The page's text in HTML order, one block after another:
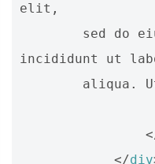
elit,
incididunt ut
</div